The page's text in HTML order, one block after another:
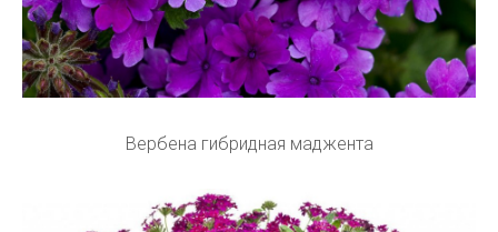
Вербена гибридная маджента